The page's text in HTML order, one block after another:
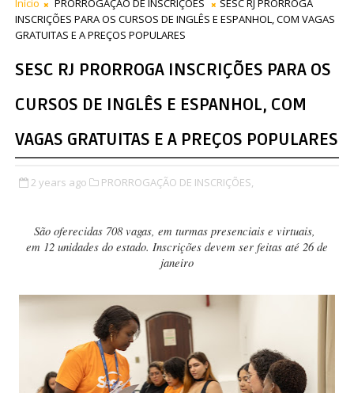
Início PRORROGAÇÃO DE INSCRIÇÕES
SESC RJ PRORROGA
INSCRIÇÕES PARA OS CURSOS DE INGLÊS E ESPANHOL, COM VAGAS
GRATUITAS E A PREÇOS POPULARES
SESC RJ PRORROGA INSCRIÇÕES PARA OS
CURSOS DE INGLÊS E ESPANHOL, COM
VAGAS GRATUITAS E A PREÇOS POPULARES
2 years ago PRORROGAÇÃO DE INSCRIÇÕES,
São oferecidas 708 vagas, em turmas presenciais e virtuais,
em 12 unidades do estado. Inscrições devem ser feitas até 26 de
janeiro